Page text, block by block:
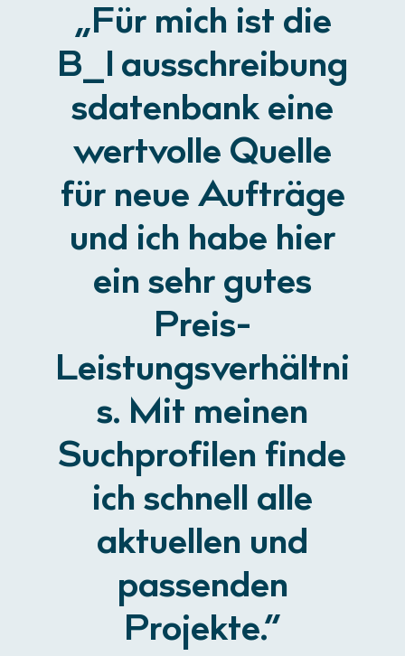
„Für mich ist die
B_I ausschreibung
s­datenbank eine
wertvolle Quelle
für neue Aufträge
und ich habe hier
ein sehr gutes
Preis-
Leistungsverhältni
s. Mit meinen
Suchprofilen finde
ich schnell alle
aktuellen und
passenden
Projekte.“